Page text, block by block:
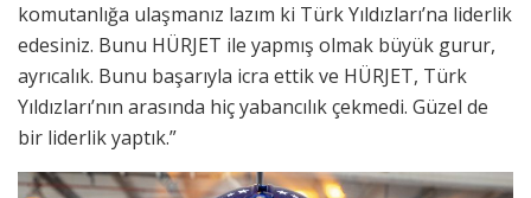
komutanlığa ulaşmanız lazım ki Türk Yıldızları’na liderlik
edesiniz. Bunu HÜRJET ile yapmış olmak büyük gurur,
ayrıcalık. Bunu başarıyla icra ettik ve HÜRJET, Türk
Yıldızları’nın arasında hiç yabancılık çekmedi. Güzel de
bir liderlik yaptık.”